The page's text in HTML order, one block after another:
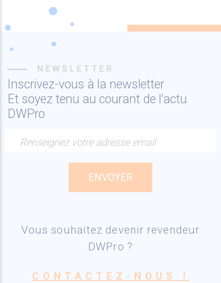
NEWSLETTER
Inscrivez-vous à la newsletter
Et soyez tenu au courant de l'actu
DWPro
Renseignez votre adresse email
Vous souhaitez devenir revendeur
DWPro ?
CONTACTEZ-NOUS !